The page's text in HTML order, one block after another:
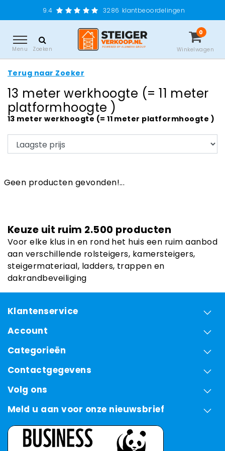
9.4 3286 klantbeoordelingen
Menu Zoeken
0
Winkelwagen
Terug naar Zoeker
13 meter werkhoogte (= 11 meter
platformhoogte )
13 meter werkhoogte (= 11 meter platformhoogte )
Geen producten gevonden!...
Keuze uit ruim 2.500 producten
Voor elke klus in en rond het huis een ruim aanbod
aan verschillende rolsteigers, kamersteigers,
steigermateriaal, ladders, trappen en
dakrandbeveiliging
Klantenservice
Account
Categorieën
Contactgegevens
Volg ons
Meld u aan voor onze nieuwsbrief